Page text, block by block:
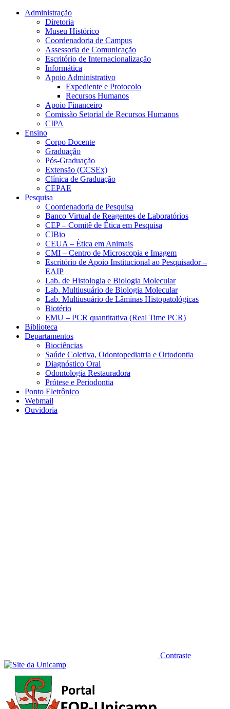
Conteúdo principal Menu principal
Administração
Diretoria
Museu Histórico
Coordenadoria de Campus
Assessoria de Comunicação
Escritório de Internacionalização
Informática
Apoio Administrativo
Expediente e Protocolo
Recursos Humanos
Apoio Financeiro
Comissão Setorial de Recursos Humanos
CIPA
Ensino
Corpo Docente
Graduação
Pós-Graduação
Extensão (CCSEx)
Clínica de Graduação
CEPAE
Pesquisa
Coordenadoria de Pesquisa
Banco Virtual de Reagentes de Laboratórios
CEP – Comitê de Ética em Pesquisa
CIBio
CEUA – Ética em Animais
CMI – Centro de Microscopia e Imagem
Escritório de Apoio Institucional ao Pesquisador –
EAIP
Lab. de Histologia e Biologia Molecular
Lab. Multiusuário de Biologia Molecular
Lab. Multiusuário de Lâminas Histopatológicas
Biotério
EMU – PCR quantitativa (Real Time PCR)
Biblioteca
Departamentos
Biociências
Saúde Coletiva, Odontopediatria e Ortodontia
Diagnóstico Oral
Odontologia Restauradora
Prótese e Periodontia
Ponto Eletrônico
Webmail
Ouvidoria
Contraste